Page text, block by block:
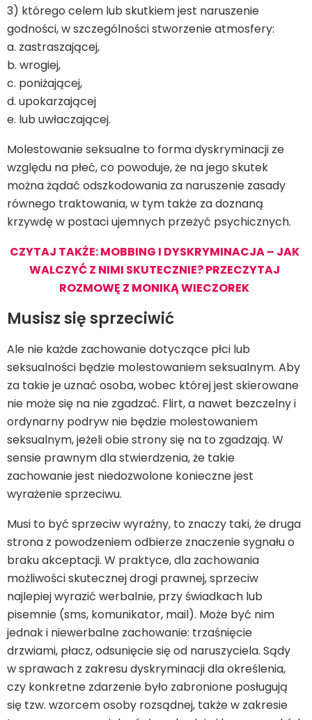
3) którego celem lub skutkiem jest naruszenie
godności, w szczególności stworzenie atmosfery:
a. zastraszającej,
b. wrogiej,
c. poniżającej,
d. upokarzającej
e. lub uwłaczającej.
Molestowanie seksualne to forma dyskryminacji ze
względu na płeć, co powoduje, że na jego skutek
można żądać odszkodowania za naruszenie zasady
równego traktowania, w tym także za doznaną
krzywdę w postaci ujemnych przeżyć psychicznych.
CZYTAJ TAKŻE: MOBBING I DYSKRYMINACJA – JAK
WALCZYĆ Z NIMI SKUTECZNIE? PRZECZYTAJ
ROZMOWĘ Z MONIKĄ WIECZOREK
Musisz się sprzeciwić
Ale nie każde zachowanie dotyczące płci lub
seksualności będzie molestowaniem seksualnym. Aby
za takie je uznać osoba, wobec której jest skierowane
nie może się na nie zgadzać. Flirt, a nawet bezczelny i
ordynarny podryw nie będzie molestowaniem
seksualnym, jeżeli obie strony się na to zgadzają. W
sensie prawnym dla stwierdzenia, że takie
zachowanie jest niedozwolone konieczne jest
wyrażenie sprzeciwu.
Musi to być sprzeciw wyraźny, to znaczy taki, że druga
strona z powodzeniem odbierze znaczenie sygnału o
braku akceptacji. W praktyce, dla zachowania
możliwości skutecznej drogi prawnej, sprzeciw
najlepiej wyrazić werbalnie, przy świadkach lub
pisemnie (sms, komunikator, mail). Może być nim
jednak i niewerbalne zachowanie: trzaśnięcie
drzwiami, płacz, odsunięcie się od naruszyciela. Sądy
w sprawach z zakresu dyskryminacji dla określenia,
czy konkretne zdarzenie było zabronione posługują
się tzw. wzorcem osoby rozsądnej, także w zakresie